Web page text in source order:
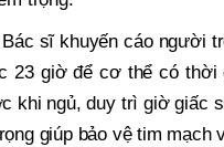
Bác sĩ khuyến cáo người
23 giờ để cơ thể có thời
khi ngủ, duy trì giờ giấc
giúp bảo vệ tim mạch